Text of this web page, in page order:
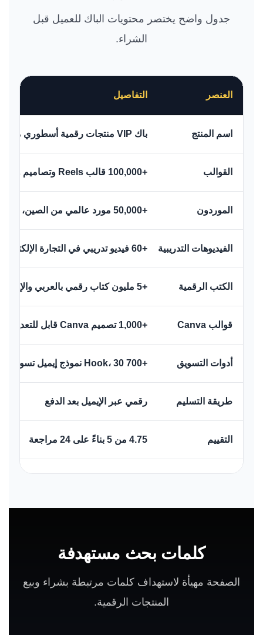
جدول واضح يختصر محتويات الباك للعميل قبل
الشراء.
العنصر التفاصيل
اسم المنتج باك VIP منتجات رقمية أسطوري من Techtaswik
القوالب +100,000 قالب Reels وتصاميم وملفات رقمية
الموردون +50,000 مورد عالمي من الصين، أوروبا، تركيا وأكثر
الفيديوهات التدريبية +60 فيديو تدريبي في التجارة الإلكترونية، Amazon FBA، الذكاء الاصطناعي، والعمل الحر
الكتب الرقمية +5 مليون كتاب رقمي بالعربي والإنجليزي
قوالب Canva +1,000 تصميم Canva قابل للتعديل + قوالب للصحة والجمال والعروض الموسمية
أدوات التسويق +700 Hook، 30 نموذج إيميل تسويقي، و50 فكرة بزنس
طريقة التسليم رقمي عبر الإيميل بعد الدفع
التقييم 4.75 من 5 بناءً على 24 مراجعة
كلمات بحث مستهدفة
الصفحة مهيأة لاستهداف كلمات مرتبطة بشراء وبيع
المنتجات الرقمية.